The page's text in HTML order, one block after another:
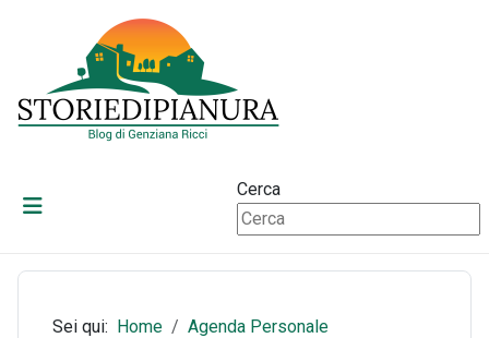
Cerca
Sei qui: Home
Agenda Personale